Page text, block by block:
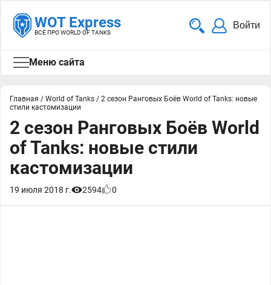
WOT Express
ВСЁ ПРО WORLD OF TANKS
Войти
Меню сайта
Главная / World of Tanks / 2 сезон Ранговых Боёв World of Tanks: новые
стили кастомизации
2 сезон Ранговых Боёв World
of Tanks: новые стили
кастомизации
19 июля 2018 г. 2594 0